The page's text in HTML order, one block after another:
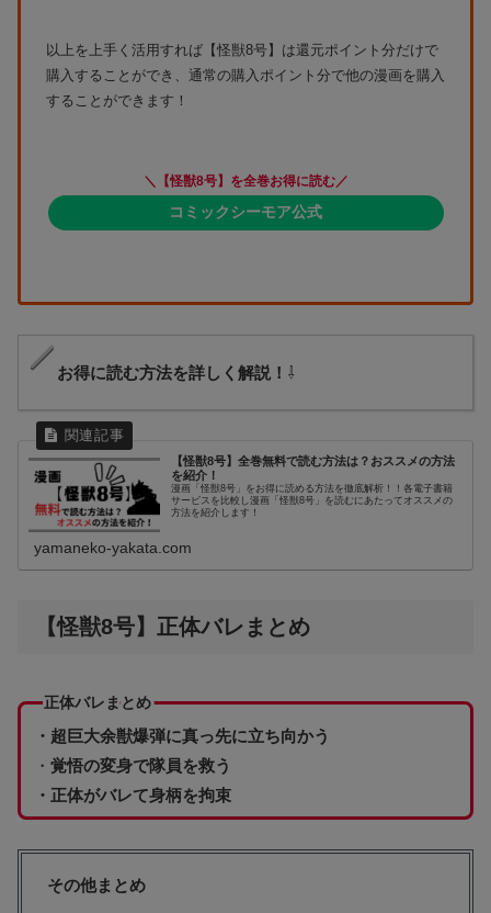
以上を上手く活用すれば【怪獣8号】は還元ポイント分だけで
購入することができ、通常の購入ポイント分で他の漫画を購入
することができます！
＼【怪獣8号】を全巻お得に読む／
コミックシーモア公式
お得に読む方法を詳しく解説！ ⇩
【怪獣8号】全巻無料で読む方法は？おススメの方法
を紹介！
漫画「怪獣8号」をお得に読める方法を徹底解析！！各電子書籍
サービスを比較し漫画「怪獣8号」を読むにあたってオススメの
方法を紹介します！
yamaneko-yakata.com
【怪獣8号】正体バレまとめ
正体バレまとめ
・超巨大余獣爆弾に真っ先に立ち向かう
・ 覚悟の変身で隊員を救う
・正体がバレて身柄を拘束
その他まとめ